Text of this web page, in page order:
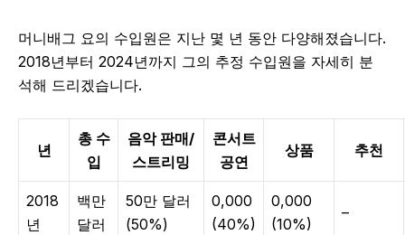
머니배그 요의 수입원은 지난 몇 년 동안 다양해졌습니다.
2018년부터 2024년까지 그의 추정 수입원을 자세히 분
석해 드리겠습니다.
년
총 수
입
음악 판매/
스트리밍
콘서트
공연
상품 추천
2018
년
백만
달러
50만 달러
(50%)
0,000
(40%)
0,000
(10%)
–